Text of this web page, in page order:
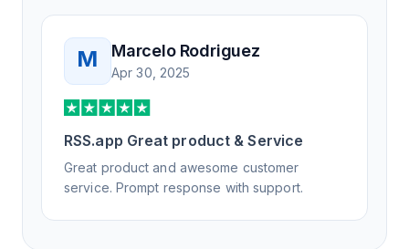
M Marcelo Rodriguez
Apr 30, 2025
RSS.app Great product & Service
Great product and awesome customer
service. Prompt response with support.